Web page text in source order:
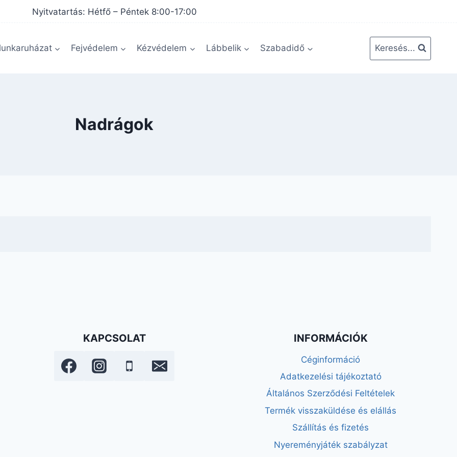
Nyitvatartás: Hétfő – Péntek 8:00-17:00
Fejvédelem Kézvédelem Lábbelik Szabadidő Keresés...
Nadrágok
KAPCSOLAT INFORMÁCIÓK
Céginformáció
Adatkezelési tájékoztató
Általános Szerződési Feltételek
Termék visszaküldése és elállás
Szállítás és fizetés
Nyereményjáték szabályzat